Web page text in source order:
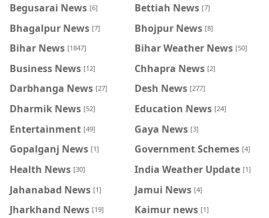
Begusarai News [6] Bettiah News [7]
Bhagalpur News [7] Bhojpur News [8]
Bihar News [1847] Bihar Weather News [50]
Business News [12] Chhapra News [2]
Darbhanga News [27] Desh News [277]
Dharmik News [52] Education News [24]
Entertainment [49] Gaya News [3]
Gopalganj News [1] Government Schemes [4]
Health News [30] India Weather Update [1]
Jahanabad News [1] Jamui News [4]
Jharkhand News [19] Kaimur news [1]